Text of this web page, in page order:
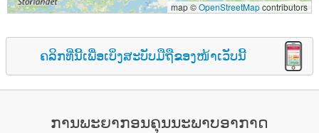
map ©OpenStreetMapcontributors
ຄລິກທີ່ນີ້ເພື່ອເບິ່ງສະບັບມືຖືຂອງໜ້າເວັບນີ້
ການພະຍາກອນຄຸນນະພາບອາກາດ